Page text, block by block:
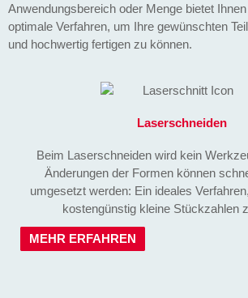
Anwendungsbereich oder Menge bietet
optimale Verfahren, um Ihre gewünschten
und hochwertig fertigen zu können.
Laserschneiden
Beim Laserschneiden wird kein
Änderungen der Formen können
umgesetzt werden: Ein ideales
kostengünstig kleine Stückzahlen
MEHR ERFAHREN